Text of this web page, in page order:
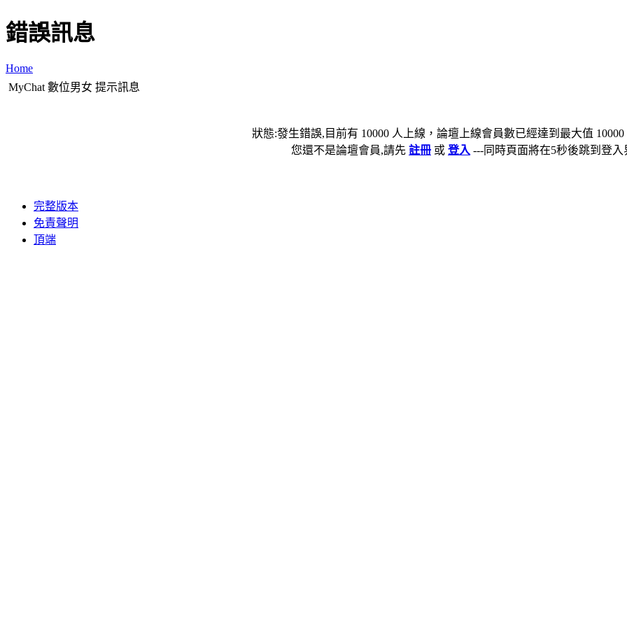
錯誤訊息
Home
MyChat 數位男女 提示訊息
狀態:發生錯誤,目前有 10000 人上線，論壇上線會員數已經達到最大值
您還不是論壇會員,請先 註冊 或 登入 ---同時頁面將在5秒後跳到登入
完整版本
免責聲明
頂端